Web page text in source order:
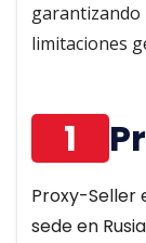
limitaciones
1
Proxy-Seller
sede en